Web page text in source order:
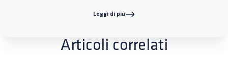
Leggi di più
Articoli correlati